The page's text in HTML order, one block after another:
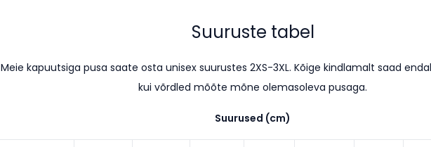
Suuruste tabel
Meie kapuutsiga pusa saate osta unisex suurustes 2XS-3XL. Kõige kindlamalt saad
kui võrdled mõõte mõne olemasoleva pusaga.
Suurused (cm)